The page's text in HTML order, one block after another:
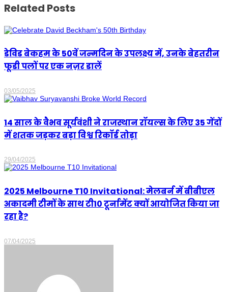
Related Posts
डेविड बेकहम के 50वें जन्मदिन के उपलक्ष्य में, उनके बेहतरीन
फूडी पलों पर एक नज़र डालें
03/05/2025
14 साल के वैभव सूर्यवंशी ने राजस्थान रॉयल्स के लिए 35 गेंदों
में शतक जड़कर बड़ा विश्व रिकॉर्ड तोड़ा
29/04/2025
2025 Melbourne T10 Invitational: मेलबर्न में बीबीएल
अकादमी टीमों के साथ टी10 टूर्नामेंट क्यों आयोजित किया जा
रहा है?
07/04/2025